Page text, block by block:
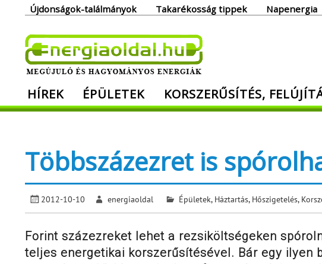
Újdonságok-találmányok Takarékosság tippek Napenergia
Megújuló és hagyományos energiák. Minden, ami
HÍREK ÉPÜLETEK KORSZERŰSÍTÉS,
Többszázezret is
2012-10-10 energiaoldal Épületek, Háztartás, Hőszigetelés,
Forint százezreket lehet a rezsiköltségeken
teljes energetikai korszerűsítésével. Bár egy ilyen